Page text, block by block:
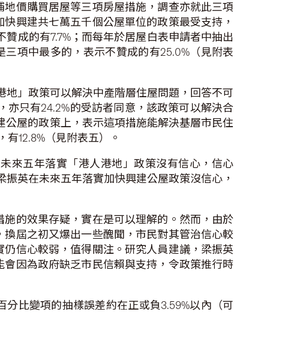
價購買居屋等三項房屋措施，調查亦就此三項
興建共七萬五千個公屋單位的政策最受支持，
成的有7.7%；而每年於居屋白表申請者中抽出
項中最多的，表示不贊成的有25.0%（見附表
地」政策可以解決中產階層住屋問題，回答不可
亦只有24.2%的受訪者同意，該政策可以解決合
屋的政策上，表示這項措施能解決基層市民住
12.8%（見附表五）。
來五年落實「港人港地」政策沒有信心，信心
振英在未來五年落實加快興建公屋政策沒信心，
的效果存疑，實在是可以理解的。然而，由於
屆之初又爆出一些醜聞，市民對其管治信心較
信心較弱，值得關注。研究人員建議，梁振英
因為政府缺乏市民信賴與支持，令政策推行時
分比變項的抽樣誤差約在正或負3.59%以內（可